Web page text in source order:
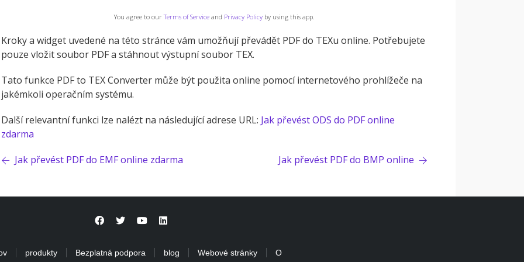
You agree to ourTerms of Service and Privacy Policy by using this app.
Kroky a widget uvedené na této stránce vám umožňují převádět PDF do TEXu online. Potřebujete
pouze vložit soubor PDF a stáhnout výstupní soubor TEX.
Tato funkce PDF to TEX Converter může být použita online pomocí internetového prohlížeče na
jakémkoli operačním systému.
Další relevantní funkci lze nalézt na následující adrese URL: Jak převést ODS do PDF online
zdarma
Jak převést PDF do EMF online zdarma
Jak převést PDF do BMP online
produkty Bezplatná podpora blog Webové stránky O